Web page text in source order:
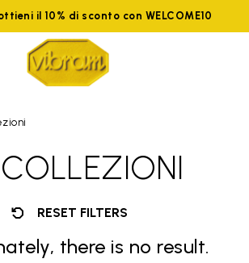
il 10% di sconto con WELCOME10
RESET FILTERS
there is no result.